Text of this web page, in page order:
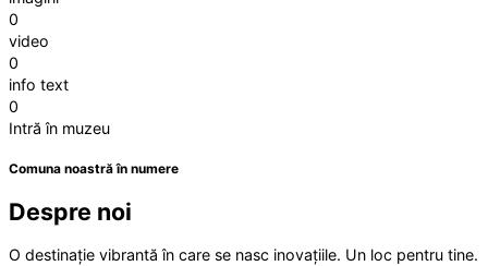
0
video
0
info text
0
Intră în muzeu
Comuna noastră în numere
Despre noi
O destinație vibrantă în care se nasc inovațiile. Un loc pentru tine.